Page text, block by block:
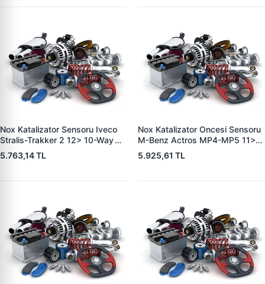
Mm - 5 Pin | YUNYI NOX0506 |
Nox Katalizator Sensoru Iveco
Stralis-Trakker 2 12> 10-Way
19> Euro 6 834 Mm - 5 Pin |
YUNYI NOX1303 | OEM
5801777219
5.763,14 TL
Nox Katalizator Oncesi Sensoru
M-Benz Actros MP4-MP5 11>
Antos 12> Arocs 13> Atego 3
13> Euro 6 | YUNYI NOX0305 |
5.925,61 TL